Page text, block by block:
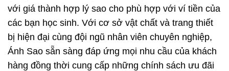
với giá thành hợp lý sao cho phù hợp với ví tiền của
các bạn học sinh. Với cơ sở vật chất và trang thiết
bị hiện đại cùng đội ngũ nhân viên chuyên nghiệp,
Ánh Sao sẵn sàng đáp ứng mọi nhu cầu của khách
hàng đồng thời cung cấp những chính sách ưu đãi